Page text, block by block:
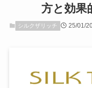
方と効果
シルクザリッチ 25/01/